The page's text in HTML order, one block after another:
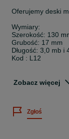
Oferujemy deski
Wymiary:
Szerokość: 130
Grubość: 17 mm
Długość: 3,0 mb i
Kod : L12
Adres:
ul. Wiejska 9
Zobacz więcej
Zgłoś